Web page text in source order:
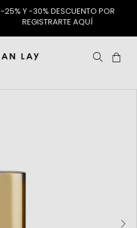
-25% Y -30% DESCUENTO POR
REGISTRARTE AQUÍ